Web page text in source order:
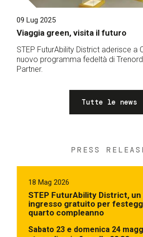
09 Lug 2025
Viaggia green, visita il futuro
STEP FuturAbility District aderisce a
nuovo programma fedeltà di
Partner.
Tutte le news
PRESS
18 Mag 2026
STEP FuturAbility District, un
ingresso gratuito per
quarto compleanno
Sabato 23 e domenica 24